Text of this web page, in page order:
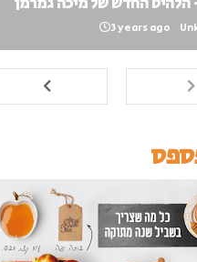
3 years ago